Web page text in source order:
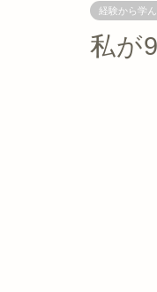
経験から学
私が